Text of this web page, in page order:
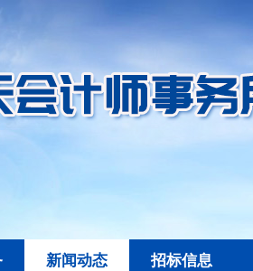
新闻动态 招标信息